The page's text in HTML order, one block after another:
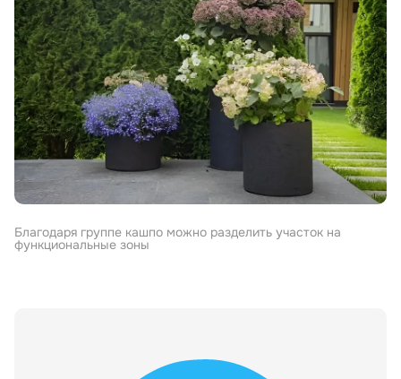
Благодаря группе кашпо можно разделить участок на
функциональные зоны